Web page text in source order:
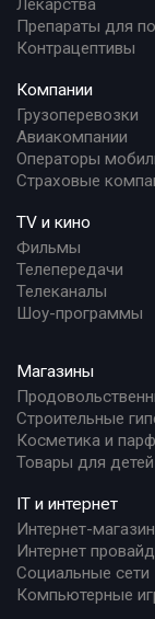
Лекарства
Препараты для
Контрацептивы
Компании
Грузоперевозки
Авиакомпании
Операторы
Страховые
TV и кино
Фильмы
Телепередачи
Телеканалы
Шоу-программы
Магазины
Строительные
Косметика и
Товары для детей
IT и интернет
Интернет-
Интернет
Социальные сети
Компьютерные